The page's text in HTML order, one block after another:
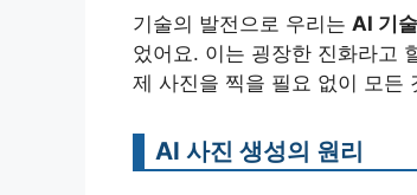
기술의 발전으로 우리는 AI 기술
었어요. 이는 굉장한 진화라고
제 사진을 찍을 필요 없이 모든
AI 사진 생성의 원리